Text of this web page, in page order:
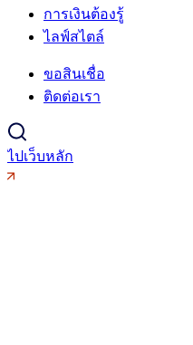
การเงินต้องรู้
ไลฟ์สไตล์
ขอสินเชื่อ
ติดต่อเรา
ไปเว็บหลัก